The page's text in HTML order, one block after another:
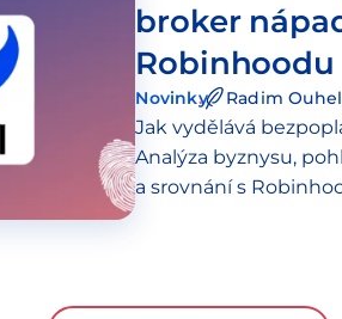
broker
Robinhoodu
Novinky Radim
Jak vydělává
Analýza byznysu,
a srovnání s